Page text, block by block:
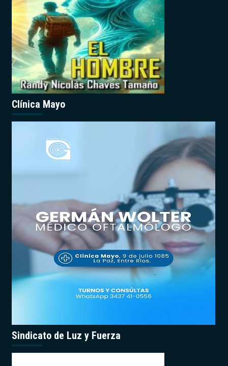
Clínica Mayo
Sindicato de Luz y Fuerza